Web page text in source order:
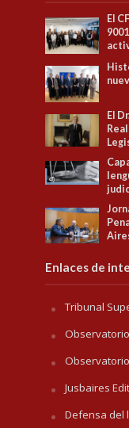
El
El
Enlaces de
Tribunal
Jusbaires
Defensa del